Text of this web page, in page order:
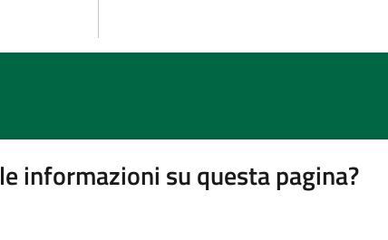
informazioni su questa pagina?